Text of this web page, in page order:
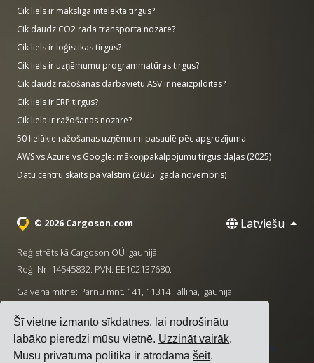
Šī vietne izmanto sīkdatnes, lai nodrošinātu
labāko pieredzi mūsu vietnē. Uzzināt vairāk.
Mūsu privātuma politika ir atrodamašeit.
Cik liels ir mākslīgā intelekta tirgus?
Cik daudz CO2 rada transporta nozare?
Cik liels ir loģistikas tirgus?
Cik liels ir uzņēmumu programmatūras tirgus?
Cik daudz ražošanas darbavietu ASV ir neaizpildītas?
Cik liels ir ERP tirgus?
Cik liela ir ražošanas nozare?
50 lielākie ražošanas uzņēmumi pasaulē pēc apgrozījuma
AWS vs Azure vs Google: mākoņpakalpojumu tirgus daļas (2025)
Datu centru skaits pa valstīm (2025. gada novembris)
© 2026 Cargoson.com Latviešu
Reģistrēts kā Cargoson OÜ Igaunijā.
Reģ. Nr: 14545832. PVN: EE102137680.
Galvenā mītne: Pärnu mnt. 141, 11314 Tallina, Igaunija
+372 5555 0028
Pakalpojumu noteikumi Privātuma politika|
Sīkdatņu